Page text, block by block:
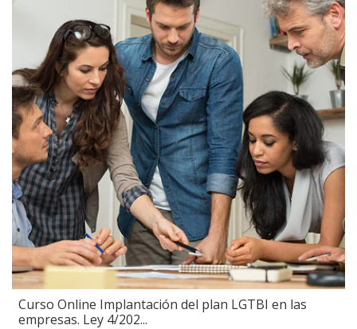
Curso Online Implantación del plan LGTBI en las
empresas. Ley 4/202...